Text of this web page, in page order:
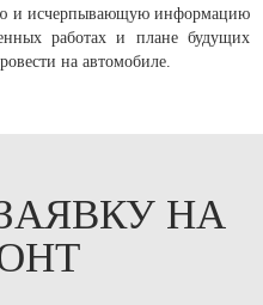
и исчерпывающую информацию
работах и плане будущих
на автомобиле.
НА